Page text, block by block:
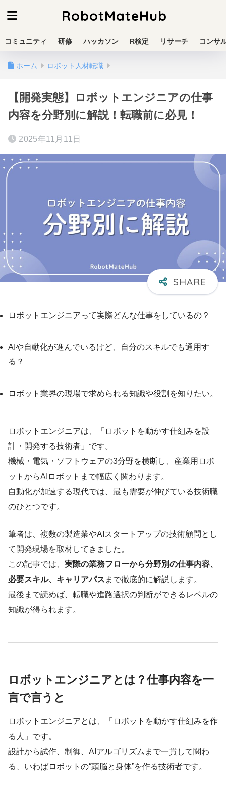
RobotMateHub
コミュニティ 研修 ハッカソン R検定 リサーチ コンサ
ホーム ロボット人材転職
【開発実態】ロボットエンジニアの仕事
内容を分野別に解説！転職前に必見！
2025年11月11日
ロボットエンジニアって実際どんな仕事をしているの？
AIや自動化が進んでいるけど、自分のスキルでも通用す
る？
ロボット業界の現場で求められる知識や役割を知りたい。
ロボットエンジニアは、「ロボットを動かす仕組みを設
計・開発する技術者」です。
機械・電気・ソフトウェアの3分野を横断し、産業用ロボ
ットからAIロボットまで幅広く関わります。
自動化が加速する現代では、最も需要が伸びている技術職
のひとつです。
筆者は、複数の製造業やAIスタートアップの技術顧問とし
て開発現場を取材してきました。
この記事では、 実際の業務フローから分野別の仕事内容、
必要スキル、キャリアパス まで徹底的に解説します。
最後まで読めば、転職や進路選択の判断ができるレベルの
知識が得られます。
ロボットエンジニアとは？仕事内容を一
言で言うと
ロボットエンジニアとは、「ロボットを動かす仕組みを作
る人」です。
設計から試作、制御、AIアルゴリズムまで一貫して関わ
る、いわばロボットの“頭脳と身体”を作る技術者です。